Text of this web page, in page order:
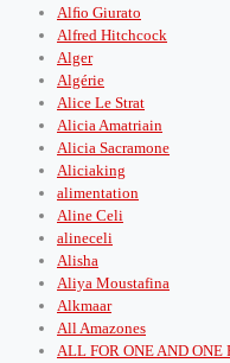
Alﬁo Giurato
Alfred Hitchcock
Alger
Algérie
Alice Le Strat
Alicia Amatriain
Alicia Sacramone
Aliciaking
alimentation
Aline Celi
alineceli
Alisha
Aliya Moustafina
Alkmaar
All Amazones
ALL FOR ONE AND ONE